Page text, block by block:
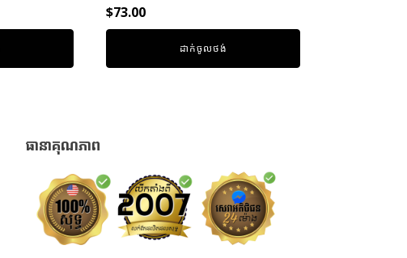
Rated
0
out
$73.00
ដាក់ចូលថង់
ធានាគុណភាព